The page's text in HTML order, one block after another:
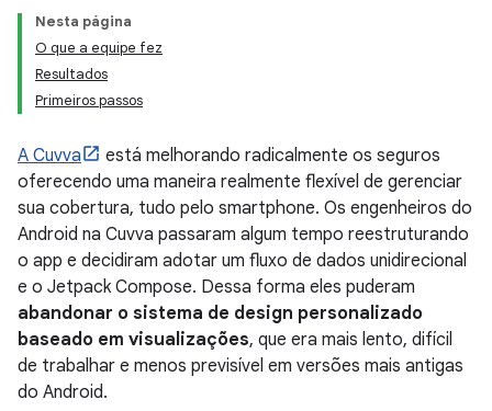
Nesta página
O que a equipe fez
Resultados
Primeiros passos
A Cuvva
está melhorando radicalmente os seguros
oferecendo uma maneira realmente flexível de gerenciar
sua cobertura, tudo pelo smartphone. Os engenheiros do
Android na Cuvva passaram algum tempo reestruturando
o app e decidiram adotar um fluxo de dados unidirecional
e o Jetpack Compose. Dessa forma eles puderam
abandonar o sistema de design personalizado
baseado em visualizações, que era mais lento, difícil
de trabalhar e menos previsível em versões mais antigas
do Android.